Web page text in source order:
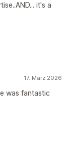
it's a
17. März 2026
was fantastic